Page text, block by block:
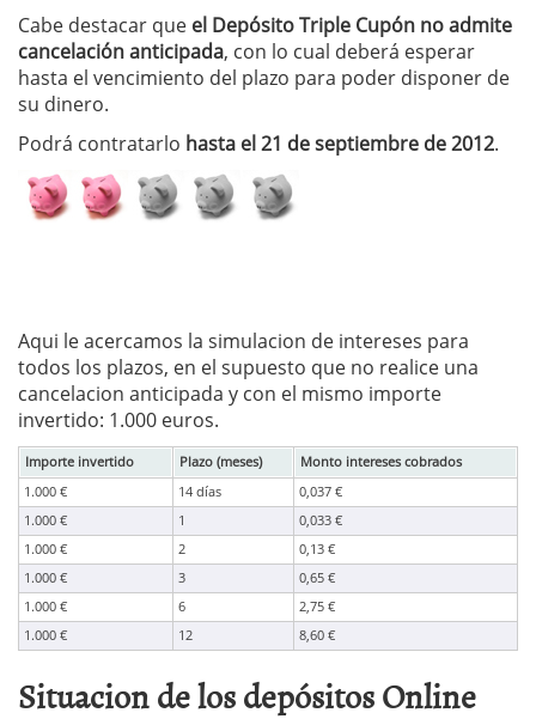
Cabe destacar que el Depósito Triple Cupón no admite
cancelación anticipada, con lo cual deberá esperar
hasta el vencimiento del plazo para poder disponer de
su dinero.
Podrá contratarlo hasta el 21 de septiembre de 2012.
Aqui le acercamos la simulacion de intereses para
todos los plazos, en el supuesto que no realice una
cancelacion anticipada y con el mismo importe
invertido: 1.000 euros.
Importe invertido Plazo (meses)
Monto intereses cobrados
1.000 €
14 días
0,037 €
1.000 €
1
0,033 €
1.000 €
2
0,13 €
1.000 €
3
0,65 €
1.000 €
6
2,75 €
1.000 €
12 8,60 €
Situacion de los depósitos Online